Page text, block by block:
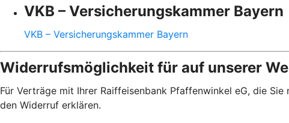
VKB – Versicherungskammer Bayern
VKB – Versicherungskammer Bayern
Widerrufsmöglichkeit für auf unserer
Für Verträge mit Ihrer Raiffeisenbank Pfaffenwinkel eG, die
den Widerruf erklären.